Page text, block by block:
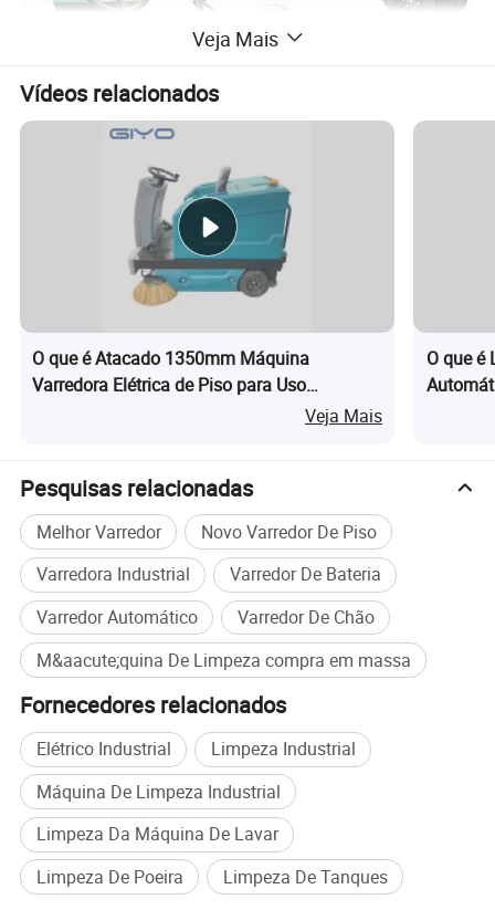
Característica Unidade
Caminho de limpeza mm
mm 790
Dimensão 1820 * 1132 * 1387
Área do filtro m2 8
Horas de trabalho H 4-6
Capacidade de inclinação ° < 25 °
Depósito de água L 150
Tanque de abaage L 155
Motor de accionamento
Motor de vácuo W 500
Motor da escova principal
Motor da escova lateral
Nível de ruído DBA 68
Capacidade da bateria de chumbo-ácido V/Ah 48V107Ah
Veja Mais
Vídeos relacionados
O que é Atacado 1350mm Máquina
Varredora Elétrica de Piso para Uso
Veja Mais
O que é
Pesquisas relacionadas
Melhor Varredor
Novo Varredor De Piso
Varredora Industrial
Varredor De Bateria
Varredor Automático
Varredor De Chão
M&aacute;quina De Limpeza compra em massa
Fornecedores relacionados
Elétrico Industrial
Limpeza Industrial
Máquina De Limpeza Industrial
Limpeza Da Máquina De Lavar
Limpeza De Poeira
Limpeza De Tanques